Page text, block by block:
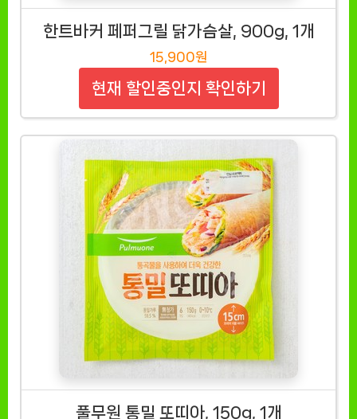
한트바커 페퍼그릴 닭가슴살, 900g, 1개
15,900원
현재 할인중인지 확인하기
풀무원 통밀 또띠아, 150g, 1개